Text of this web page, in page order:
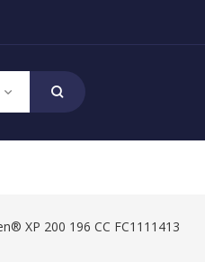
XP 200 196 CC FC1111413